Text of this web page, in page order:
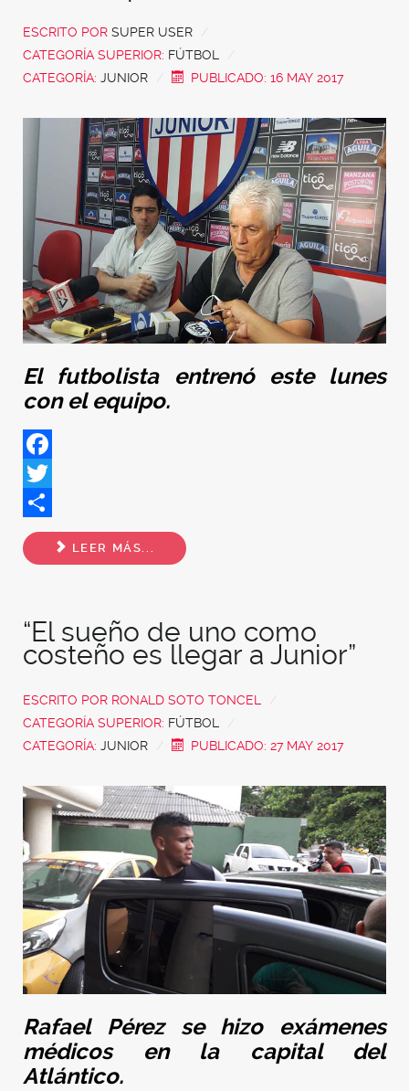
ESCRITO POR SUPER USER
CATEGORÍA SUPERIOR: FÚTBOL
CATEGORÍA: JUNIOR PUBLICADO: 16 MAY 2017
El futbolista entrenó este lunes
con el equipo.
Facebook
Twitter
Share
LEER MÁS...
“El sueño de uno como
costeño es llegar a Junior”
ESCRITO POR RONALD SOTO TONCEL
CATEGORÍA SUPERIOR: FÚTBOL
CATEGORÍA: JUNIOR PUBLICADO: 27 MAY 2017
Rafael Pérez se hizo exámenes
médicos en la capital del
Atlántico.